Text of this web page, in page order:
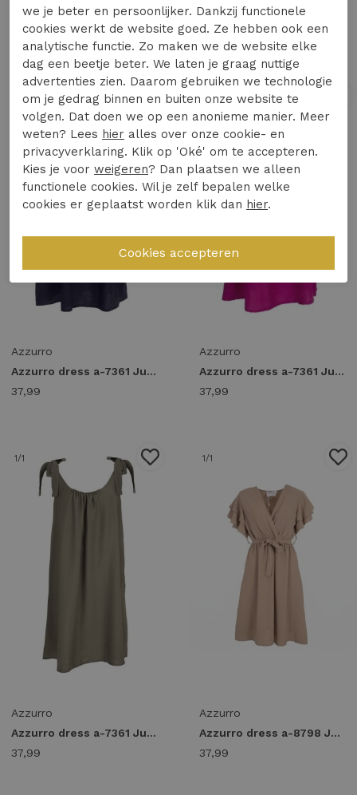
Rammani jurk kort bloem 41900 Jurk brown
49,99
49,95
/1
Azzurro
Azzurro dress a-7361 Jurken dark blue
37,99
1/1
Azzurro
Azzurro dress a-7361 Jurken magenta
37,99
1/1
Azzurro
Azzurro dress a-7361 Jurken army green
37,99
1/1
Azzurro
Azzurro dress a-8798 Jurken beige
37,99
we je beter en persoonlijker. Dankzij functionele
cookies werkt de website goed. Ze hebben ook een
analytische functie. Zo maken we de website elke
dag een beetje beter. We laten je graag nuttige
advertenties zien. Daarom gebruiken we technologie
om je gedrag binnen en buiten onze website te
volgen. Dat doen we op een anonieme manier. Meer
weten? Lees hier alles over onze cookie- en
privacyverklaring. Klik op 'Oké' om te accepteren.
Kies je voor weigeren? Dan plaatsen we alleen
functionele cookies. Wil je zelf bepalen welke
cookies er geplaatst worden klik dan hier.